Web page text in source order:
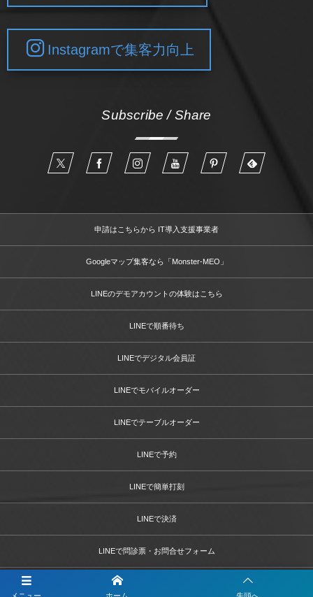
Instagramで集客力向上
Subscribe / Share
申請はこちらから IT導入支援事業者
Googleマップ集客なら「Monster-MEO」
LINEのデモアカウントの体験はこちら
LINEで順番待ち
LINEでデジタル会員証
LINEでモバイルオーダー
LINEでテーブルオーダー
LINEで予約
LINEで簡単打刻
LINEで決済
LINEで問診票・お問合せフォーム
LINEを活用した採用活動